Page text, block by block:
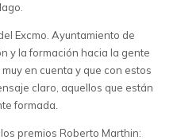
Excmo. Ayuntamiento de
y la formación hacia la gente
en cuenta y que con estos
claro, aquellos que están
formada.
premios Roberto Marthin: